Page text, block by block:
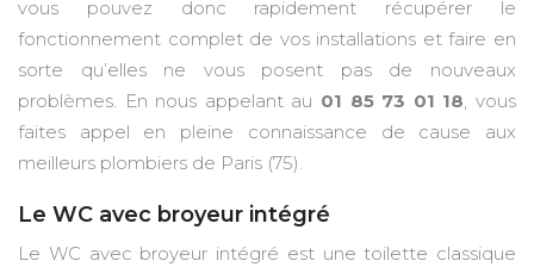
vous pouvez donc rapidement récupérer le
fonctionnement complet de vos installations et faire en
sorte qu’elles ne vous posent pas de nouveaux
problèmes. En nous appelant au 01 85 73 01 18, vous
faites appel en pleine connaissance de cause aux
meilleurs plombiers de Paris (75).
Le WC avec broyeur intégré
Le WC avec broyeur intégré est une toilette classique